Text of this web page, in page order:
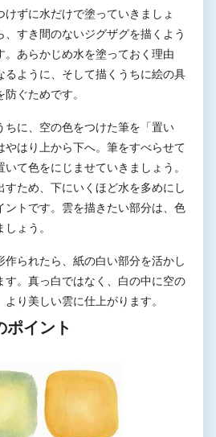
けずに水だけで塗っていきましょ
、すき間のないジグザグを描くよう
。あらかじめ水を塗っておく理由
るように、そして描くうちに絵の具
ぐためです。
ちに、空の色をつけた筆を「置い
やはり上から下へ。筆をすべらせて
て色をにじませていきましょう。
すため、下にいくほど水を多めにし
ントです。雲を描きたい部分は、色
ょう。
作られたら、紙の白い部分を活かし
す。真っ白ではなく、白の中に空の
り美しい雲に仕上がります。
ポイント